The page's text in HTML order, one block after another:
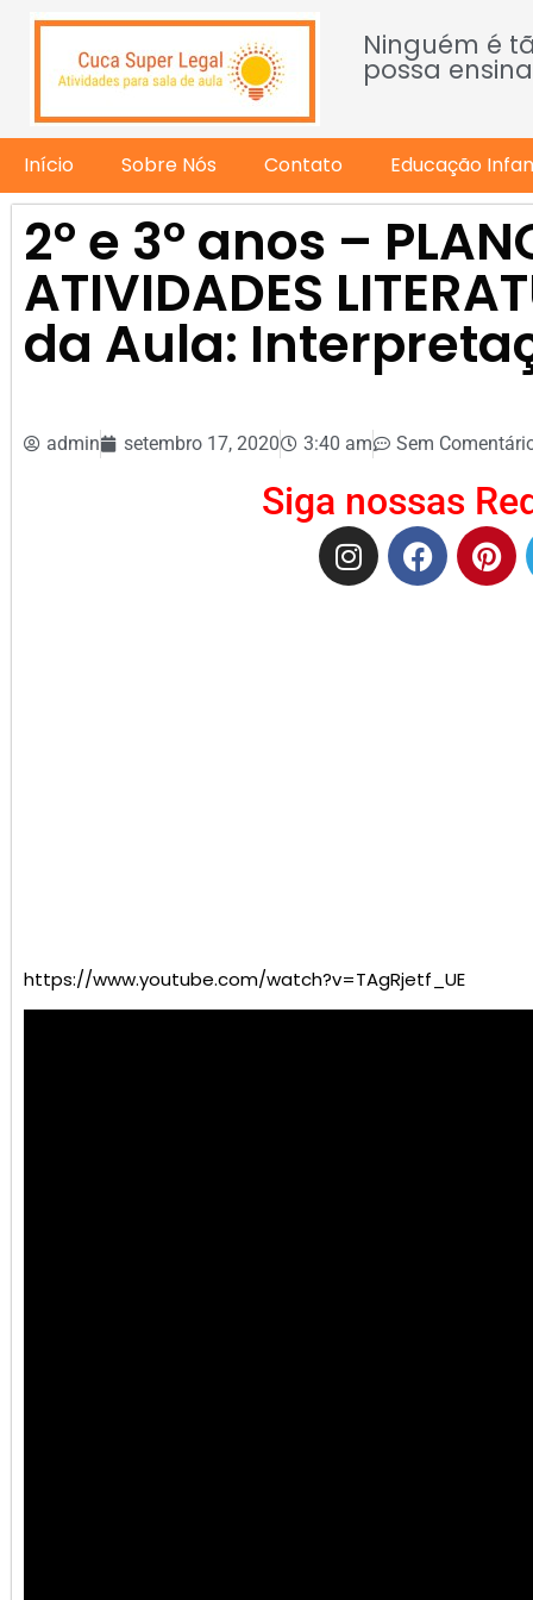
Ninguém é
possa
Início Sobre Nós Contato Educação
2º e 3º anos –
ATIVIDADES
da Aula:
admin setembro 17, 2020 3:40 am Sem
Siga nossas
https://www.youtube.com/watch?v=TAgRjetf_UE